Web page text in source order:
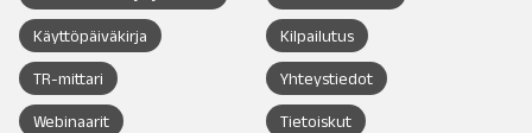
Käyttöpäiväkirja Kilpailutus
TR-mittari Yhteystiedot
Webinaarit Tietoiskut